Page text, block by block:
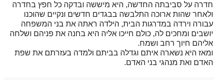
חדרה על סביבתה החדשה, היא מיששה ובדקה כל חפץ בחדרה
ולאחר שהות ארוכה התלבשה בבגדים חדשים ונקיים שהוכנו
עבורה וירדה במדרגות הבית, הילדה ראתה את בני המשפחה
יושבים ומחכים לה, כולם חייכו אליה היא בחנה את פניהם ושלחה
אליהם חיוך רחב ושמח.
ומאז היא נשארה איתם וגדלה בביתם ולמדה בעזרתם את שפת
האדם ואת מנהגי בני האדם.